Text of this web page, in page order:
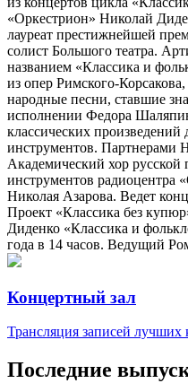
«Оркестрион» Николай
лауреат престижнейшей
солист Большого театра.
названием «Классика и
из опер Римского-
народные песни, ставшие
исполнении Федора
классических произведений
инструментов. Партнерами
Академический хор
инструментов радиоцентра
Николая Азарова. Ведет
Проект «Классика без
Диденко «Классика и
года в 14 часов. Ведущий
Концертный зал
Трансляция записей лучших
Последние